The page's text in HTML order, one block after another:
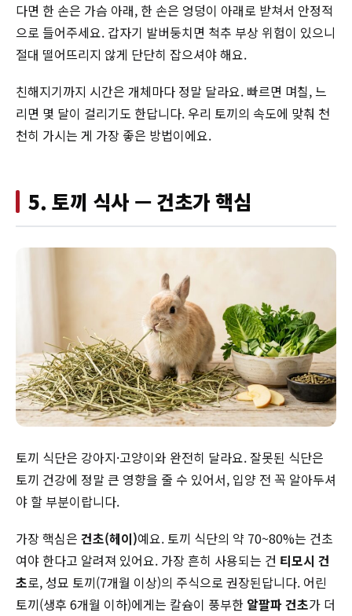
다면 한 손은 가슴 아래, 한 손은 엉덩이 아래로 받쳐서 안정적
으로 들어주세요. 갑자기 발버둥치면 척추 부상 위험이 있으니
절대 떨어뜨리지 않게 단단히 잡으셔야 해요.
친해지기까지 시간은 개체마다 정말 달라요. 빠르면 며칠, 느
리면 몇 달이 걸리기도 한답니다. 우리 토끼의 속도에 맞춰 천
천히 가시는 게 가장 좋은 방법이에요.
5. 토끼 식사 — 건초가 핵심
토끼 식단은 강아지·고양이와 완전히 달라요. 잘못된 식단은
토끼 건강에 정말 큰 영향을 줄 수 있어서, 입양 전 꼭 알아두셔
야 할 부분이랍니다.
가장 핵심은 건초(헤이)예요. 토끼 식단의 약 70~80%는 건초
여야 한다고 알려져 있어요. 가장 흔히 사용되는 건 티모시 건
초로, 성묘 토끼(7개월 이상)의 주식으로 권장된답니다. 어린
토끼(생후 6개월 이하)에게는 칼슘이 풍부한 알팔파 건초가 더